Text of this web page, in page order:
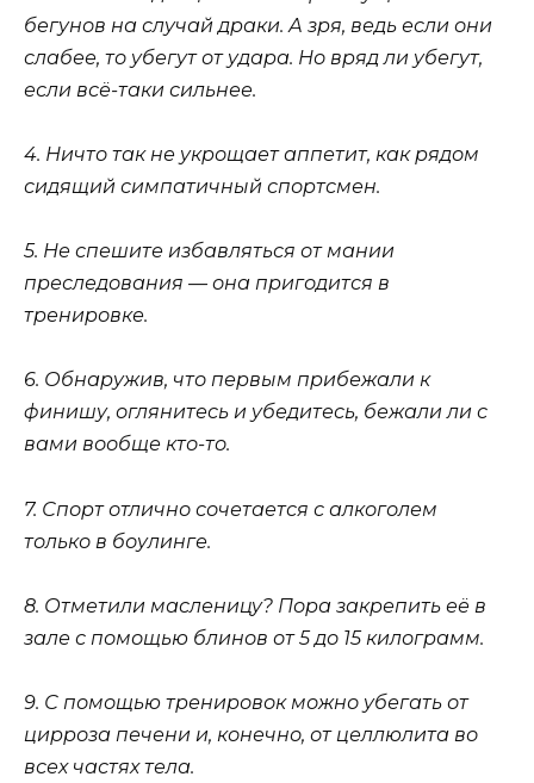
бегунов на случай драки. А зря, ведь если они
слабее, то убегут от удара. Но вряд ли убегут,
если всё-таки сильнее.
4. Ничто так не укрощает аппетит, как рядом
сидящий симпатичный спортсмен.
5. Не спешите избавляться от мании
преследования — она пригодится в
тренировке.
6. Обнаружив, что первым прибежали к
финишу, оглянитесь и убедитесь, бежали ли с
вами вообще кто-то.
7. Спорт отлично сочетается с алкоголем
только в боулинге.
8. Отметили масленицу? Пора закрепить её в
зале с помощью блинов от 5 до 15 килограмм.
9. С помощью тренировок можно убегать от
цирроза печени и, конечно, от целлюлита во
всех частях тела.